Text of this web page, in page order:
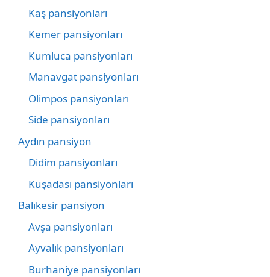
Kaş pansiyonları
Kemer pansiyonları
Kumluca pansiyonları
Manavgat pansiyonları
Olimpos pansiyonları
Side pansiyonları
Aydın pansiyon
Didim pansiyonları
Kuşadası pansiyonları
Balıkesir pansiyon
Avşa pansiyonları
Ayvalık pansiyonları
Burhaniye pansiyonları